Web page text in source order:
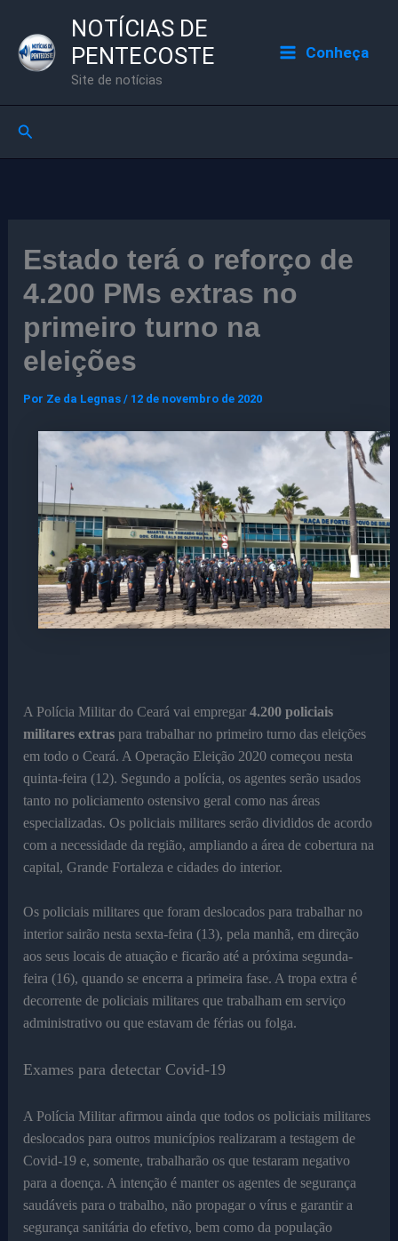
para
NOTÍCIAS DE
PENTECOSTE
Site de notícias
Conheça
Pesquisar
Estado terá o reforço de
4.200 PMs extras no
primeiro turno na
eleições
Por Ze da Legnas/ 12 de novembro de 2020
A Polícia Militar do Ceará vai empregar4.200 policiais
militares extras para trabalhar no primeiro turno das eleições
em todo o Ceará. A Operação Eleição 2020 começou nesta
quinta-feira (12). Segundo a polícia, os agentes serão usados
tanto no policiamento ostensivo geral como nas áreas
especializadas. Os policiais militares serão divididos de acordo
com a necessidade da região, ampliando a área de cobertura na
capital, Grande Fortaleza e cidades do interior.
Os policiais militares que foram deslocados para trabalhar no
interior sairão nesta sexta-feira (13), pela manhã, em direção
aos seus locais de atuação e ficarão até a próxima segunda-
feira (16), quando se encerra a primeira fase. A tropa extra é
decorrente de policiais militares que trabalham em serviço
administrativo ou que estavam de férias ou folga.
Exames para detectar Covid-19
A Polícia Militar afirmou ainda que todos os policiais militares
deslocados para outros municípios realizaram a testagem de
Covid-19 e, somente, trabalharão os que testaram negativo
para a doença. A intenção é manter os agentes de segurança
saudáveis para o trabalho, não propagar o vírus e garantir a
segurança sanitária do efetivo, bem como da população